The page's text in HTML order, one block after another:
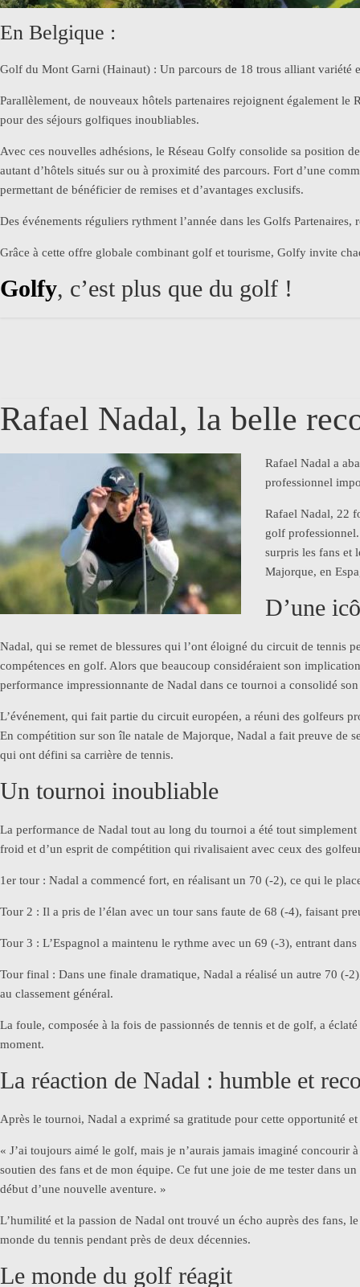
En Belgique :
Golf du Mont Garni (Hainaut) : Un parcours de 18 trous alliant variété
Parallèlement, de nouveaux hôtels partenaires rejoignent également
pour des séjours golfiques inoubliables.
Avec ces nouvelles adhésions, le Réseau Golfy consolide sa position
autant d’hôtels situés sur ou à proximité des parcours. Fort d’une
permettant de bénéficier de remises et d’avantages exclusifs.
Des événements réguliers rythment l’année dans les Golfs
Grâce à cette offre globale combinant golf et tourisme, Golfy invite
Golfy, c’est plus que du golf !
Rafael Nadal, la belle
Rafael Nadal a
professionnel
Rafael Nadal, 22
golf
surpris les fans et
Majorque, en
D’une
Nadal, qui se remet de blessures qui l’ont éloigné du circuit de tennis
compétences en golf. Alors que beaucoup considéraient son
performance impressionnante de Nadal dans ce tournoi a consolidé
L’événement, qui fait partie du circuit européen, a réuni des golfeurs
En compétition sur son île natale de Majorque, Nadal a fait preuve de
qui ont défini sa carrière de tennis.
Un tournoi inoubliable
La performance de Nadal tout au long du tournoi a été tout
froid et d’un esprit de compétition qui rivalisaient avec ceux des
1er tour : Nadal a commencé fort, en réalisant un 70 (-2), ce qui le
Tour 2 : Il a pris de l’élan avec un tour sans faute de 68 (-4), faisant
Tour 3 : L’Espagnol a maintenu le rythme avec un 69 (-3), entrant
Tour final : Dans une finale dramatique, Nadal a réalisé un autre 70 (-
au classement général.
La foule, composée à la fois de passionnés de tennis et de golf, a
moment.
La réaction de Nadal : humble et
Après le tournoi, Nadal a exprimé sa gratitude pour cette opportunité
« J’ai toujours aimé le golf, mais je n’aurais jamais imaginé concourir
soutien des fans et de mon équipe. Ce fut une joie de me tester dans
début d’une nouvelle aventure. »
L’humilité et la passion de Nadal ont trouvé un écho auprès des fans,
monde du tennis pendant près de deux décennies.
Le monde du golf réagit